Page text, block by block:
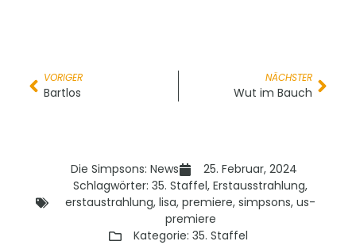
VORIGER
Bartlos
NÄCHSTER
Wut im Bauch
Die Simpsons: News
25. Februar, 2024
Schlagwörter: 35. Staffel, Erstausstrahlung,
erstaustrahlung, lisa, premiere, simpsons, us-
premiere
Kategorie: 35. Staffel